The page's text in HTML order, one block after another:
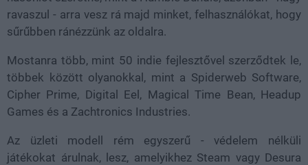
ravaszul - arra vesz rá majd minket, felhasználókat, hogy
sűrűbben ránézzünk az oldalra.
Mostanra több, mint 50 indie fejlesztővel szerződtek le,
többek között olyanokkal, mint a Spiderweb Software,
Cipher Prime, Digital Eel, Magical Time Bean, Headup
Games és a Zachtronics Industries.
Az üzleti modell rém egyszerű - védelem nélküli
játékokat árulnak, lesz, amelyikhez Steam vagy Desura